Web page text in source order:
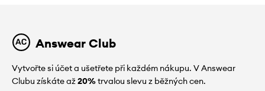
Answear Club
Vytvořte si účet a ušetřete při každém nákupu. V Answear
Clubu získáte až20%trvalou slevu z běžných cen.